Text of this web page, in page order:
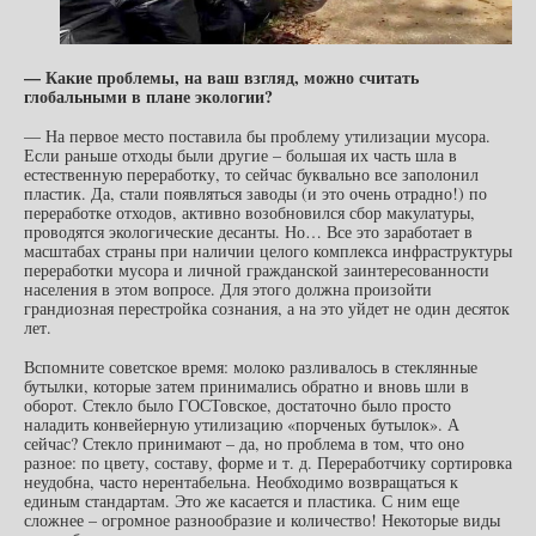
— Какие проблемы, на ваш взгляд, можно считать
глобальными в плане экологии?
— На первое место поставила бы проблему утилизации мусора.
Если раньше отходы были другие – большая их часть шла в
естественную переработку, то сейчас буквально все заполонил
пластик. Да, стали появляться заводы (и это очень отрадно!) по
переработке отходов, активно возобновился сбор макулатуры,
проводятся экологические десанты. Но… Все это заработает в
масштабах страны при наличии целого комплекса инфраструктуры
переработки мусора и личной гражданской заинтересованности
населения в этом вопросе. Для этого должна произойти
грандиозная перестройка сознания, а на это уйдет не один десяток
лет.
Вспомните советское время: молоко разливалось в стеклянные
бутылки, которые затем принимались обратно и вновь шли в
оборот. Стекло было ГОСТовское, достаточно было просто
наладить конвейерную утилизацию «порченых бутылок». А
сейчас? Стекло принимают – да, но проблема в том, что оно
разное: по цвету, составу, форме и т. д. Переработчику сортировка
неудобна, часто нерентабельна. Необходимо возвращаться к
единым стандартам. Это же касается и пластика. С ним еще
сложнее – огромное разнообразие и количество! Некоторые виды